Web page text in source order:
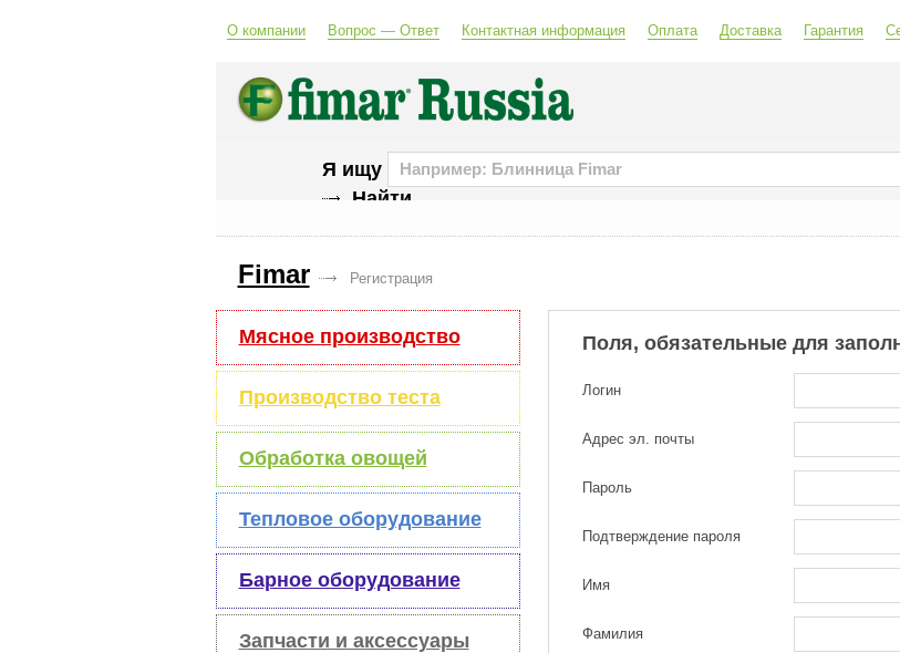
О компании Вопрос — Ответ Контактная информация Оплата Доставка Гарантия
Я ищу
Fimar Регистрация
Мясное производство
Производство теста
Обработка овощей
Тепловое оборудование
Барное оборудование
Запчасти и аксессуары
Поля, обязательные для
Логин
Адрес эл. почты
Пароль
Подтверждение пароля
Имя
Фамилия